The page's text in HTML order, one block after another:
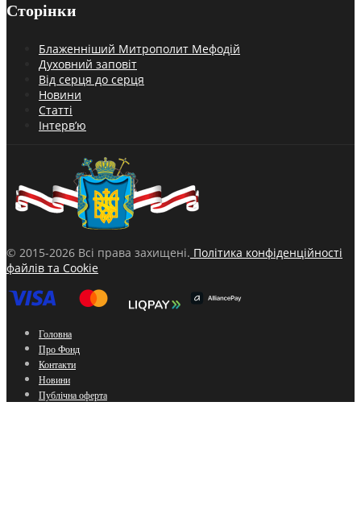
Сторінки
Блаженніший Митрополит Мефодій
Духовний заповіт
Від серця до серця
Новини
Статті
Інтерв’ю
© 2015-2026 Всі права захищені. Політика конфіденційності
файлів та Cookie
Головна
Про Фонд
Контакти
Новини
Публічна оферта